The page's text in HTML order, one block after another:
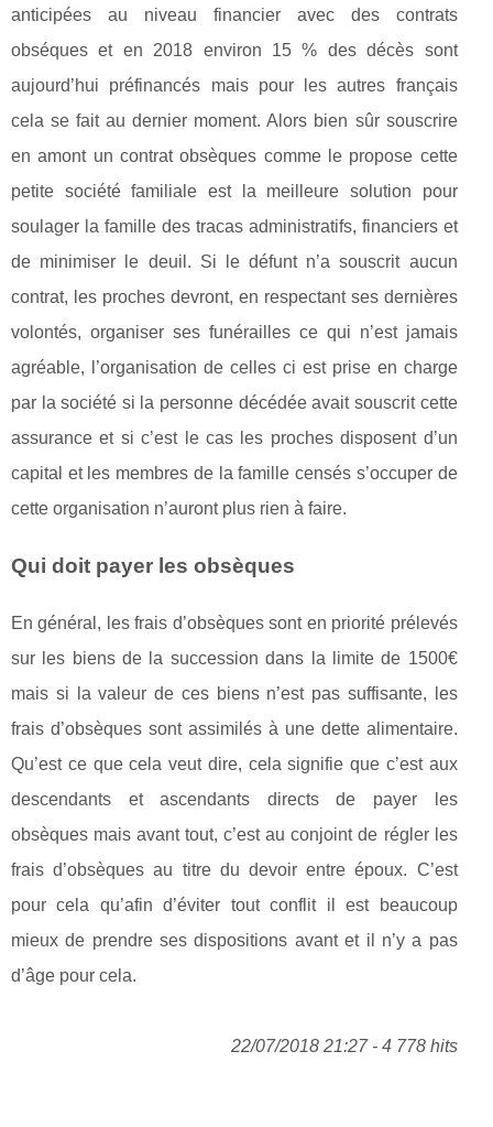
anticipées au niveau financier avec des contrats
obséques et en 2018 environ 15 % des décès sont
aujourd’hui préfinancés mais pour les autres français
cela se fait au dernier moment. Alors bien sûr souscrire
en amont un contrat obsèques comme le propose cette
petite société familiale est la meilleure solution pour
soulager la famille des tracas administratifs, financiers et
de minimiser le deuil. Si le défunt n’a souscrit aucun
contrat, les proches devront, en respectant ses dernières
volontés, organiser ses funérailles ce qui n’est jamais
agréable, l’organisation de celles ci est prise en charge
par la société si la personne décédée avait souscrit cette
assurance et si c’est le cas les proches disposent d’un
capital et les membres de la famille censés s’occuper de
cette organisation n’auront plus rien à faire.
Qui doit payer les obsèques
En général, les frais d’obsèques sont en priorité prélevés
sur les biens de la succession dans la limite de 1500€
mais si la valeur de ces biens n’est pas suffisante, les
frais d’obsèques sont assimilés à une dette alimentaire.
Qu’est ce que cela veut dire, cela signifie que c’est aux
descendants et ascendants directs de payer les
obsèques mais avant tout, c’est au conjoint de régler les
frais d’obsèques au titre du devoir entre époux. C’est
pour cela qu’afin d’éviter tout conflit il est beaucoup
mieux de prendre ses dispositions avant et il n’y a pas
d’âge pour cela.
22/07/2018 21:27 - 4 778 hits